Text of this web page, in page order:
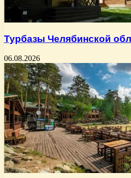
Турбазы Челябинской
06.08.2026